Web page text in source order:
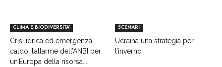
CLIMA E BIODIVERSITA'
Crisi idrica ed emergenza
caldo: l’allarme dell’ANBI per
un’Europa della risorsa...
SCENARI
Ucraina una strategia per
l’inverno